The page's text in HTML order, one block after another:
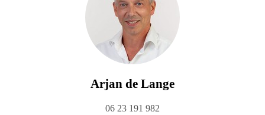
Arjan de Lange
06 23 191 982